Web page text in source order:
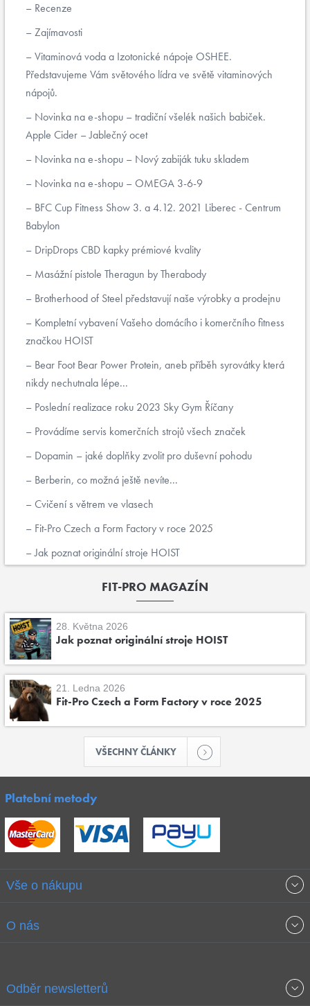
Recenze
Zajímavosti
Vitaminová voda a Izotonické nápoje OSHEE.
Představujeme Vám světového lídra ve světě vitaminových
nápojů.
Novinka na e-shopu – tradiční všelék našich babiček.
Apple Cider – Jablečný ocet
Novinka na e-shopu – Nový zabiják tuku skladem
Novinka na e-shopu – OMEGA 3-6-9
BFC Cup Fitness Show 3. a 4.12. 2021 Liberec - Centrum
Babylon
DripDrops CBD kapky prémiové kvality
Masážní pistole Theragun by Therabody
Brotherhood of Steel představují naše výrobky a prodejnu
Kompletní vybavení Vašeho domácího i komerčního fitness
značkou HOIST
Bear Foot Bear Power Protein, aneb příběh syrovátky která
nikdy nechutnala lépe...
Poslední realizace roku 2023 Sky Gym Říčany
Provádíme servis komerčních strojů všech značek
Dopamin – jaké doplňky zvolit pro duševní pohodu
Berberin, co možná ještě nevíte...
Cvičení s větrem ve vlasech
Fit-Pro Czech a Form Factory v roce 2025
Jak poznat originální stroje HOIST
FIT-PRO MAGAZÍN
28. Května 2026
Jak poznat originální stroje HOIST
21. Ledna 2026
Fit-Pro Czech a Form Factory v roce 2025
VŠECHNY ČLÁNKY
Platební metody
Vše o nákupu
Obchodní podmínky
O nás
Odběr newsletterů